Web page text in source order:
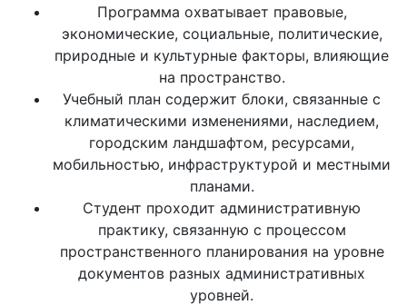
Программа охватывает правовые,
экономические, социальные, политические,
природные и культурные факторы, влияющие
на пространство.
Учебный план содержит блоки, связанные с
климатическими изменениями, наследием,
городским ландшафтом, ресурсами,
мобильностью, инфраструктурой и местными
планами.
Студент проходит административную
практику, связанную с процессом
пространственного планирования на уровне
документов разных административных
уровней.